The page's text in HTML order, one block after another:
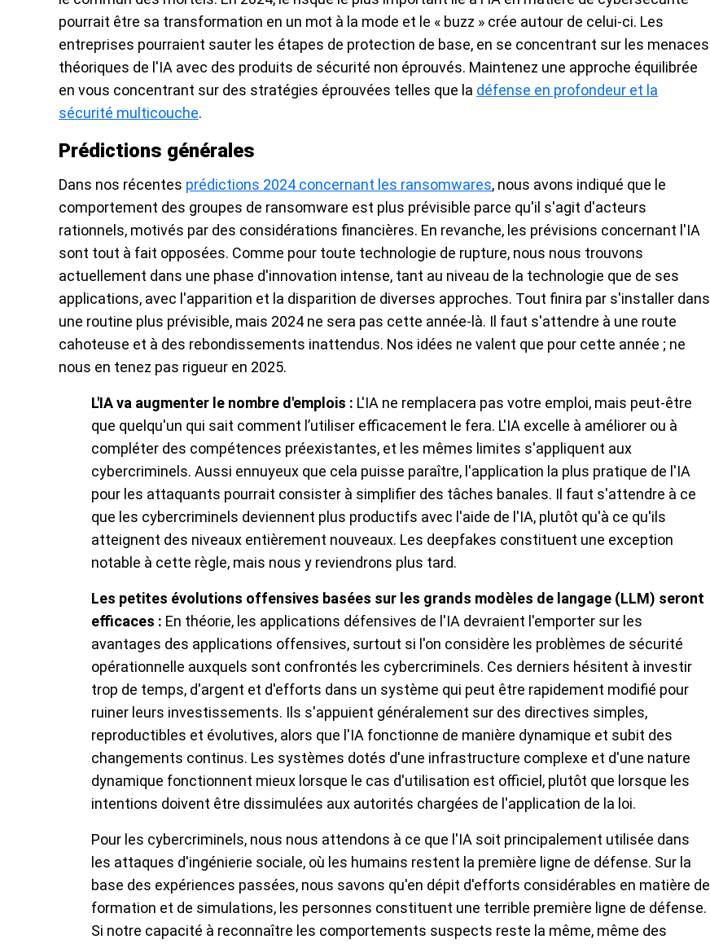
pourrait être sa transformation en un mot à la mode et le « buzz » crée autour de celui-ci. Les
entreprises pourraient sauter les étapes de protection de base, en se concentrant sur les menaces
théoriques de l'IA avec des produits de sécurité non éprouvés. Maintenez une approche équilibrée
en vous concentrant sur des stratégies éprouvées telles que la défense en profondeur et la
sécurité multicouche.
Prédictions générales
Dans nos récentes prédictions 2024 concernant les ransomwares, nous avons indiqué que le
comportement des groupes de ransomware est plus prévisible parce qu'il s'agit d'acteurs
rationnels, motivés par des considérations financières. En revanche, les prévisions concernant l'IA
sont tout à fait opposées. Comme pour toute technologie de rupture, nous nous trouvons
actuellement dans une phase d'innovation intense, tant au niveau de la technologie que de ses
applications, avec l'apparition et la disparition de diverses approches. Tout finira par s'installer dans
une routine plus prévisible, mais 2024 ne sera pas cette année-là. Il faut s'attendre à une route
cahoteuse et à des rebondissements inattendus. Nos idées ne valent que pour cette année ; ne
nous en tenez pas rigueur en 2025.
L'IA va augmenter le nombre d'emplois : L'IA ne remplacera pas votre emploi, mais peut-être
que quelqu'un qui sait comment l’utiliser efficacement le fera. L'IA excelle à améliorer ou à
compléter des compétences préexistantes, et les mêmes limites s'appliquent aux
cybercriminels. Aussi ennuyeux que cela puisse paraître, l'application la plus pratique de l'IA
pour les attaquants pourrait consister à simplifier des tâches banales. Il faut s'attendre à ce
que les cybercriminels deviennent plus productifs avec l'aide de l'IA, plutôt qu'à ce qu'ils
atteignent des niveaux entièrement nouveaux. Les deepfakes constituent une exception
notable à cette règle, mais nous y reviendrons plus tard.
Les petites évolutions offensives basées sur les grands modèles de langage (LLM) seront
efficaces : En théorie, les applications défensives de l'IA devraient l'emporter sur les
avantages des applications offensives, surtout si l'on considère les problèmes de sécurité
opérationnelle auxquels sont confrontés les cybercriminels. Ces derniers hésitent à investir
trop de temps, d'argent et d'efforts dans un système qui peut être rapidement modifié pour
ruiner leurs investissements. Ils s'appuient généralement sur des directives simples,
reproductibles et évolutives, alors que l'IA fonctionne de manière dynamique et subit des
changements continus. Les systèmes dotés d'une infrastructure complexe et d'une nature
dynamique fonctionnent mieux lorsque le cas d'utilisation est officiel, plutôt que lorsque les
intentions doivent être dissimulées aux autorités chargées de l'application de la loi.
Pour les cybercriminels, nous nous attendons à ce que l'IA soit principalement utilisée dans
les attaques d'ingénierie sociale, où les humains restent la première ligne de défense. Sur la
base des expériences passées, nous savons qu'en dépit d'efforts considérables en matière de
formation et de simulations, les personnes constituent une terrible première ligne de défense.
Si notre capacité à reconnaître les comportements suspects reste la même, même des